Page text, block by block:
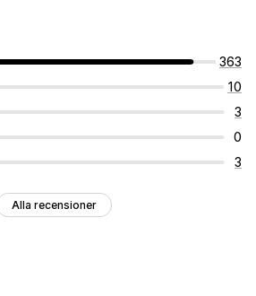
363
10
3
0
3
Alla recensioner